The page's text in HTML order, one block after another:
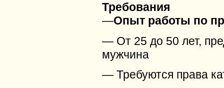
Требования
—Опыт работы по
— От 25 до 50 лет,
мужчина
— Требуются права